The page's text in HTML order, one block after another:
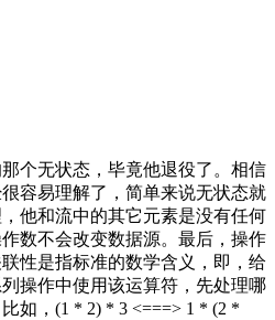
个无状态，毕竟他退役了。相信
容易理解了，简单来说无状态就
他和流中的其它元素是没有任何
数不会改变数据源。最后，操作
性是指标准的数学含义，即，给
操作中使用该运算符，先处理哪
如，(1 * 2) * 3 <===> 1 * (2 *